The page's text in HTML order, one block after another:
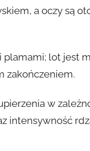
a oczy są
lot jest
zakończeniem.
w
intensywność